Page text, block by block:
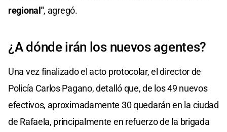
regional", agregó.
¿A dónde irán los nuevos agentes?
Una vez finalizado el acto protocolar, el director de
Policía Carlos Pagano, detalló que, de los 49 nuevos
efectivos, aproximadamente 30 quedarán en la ciudad
de Rafaela, principalmente en refuerzo de la brigada